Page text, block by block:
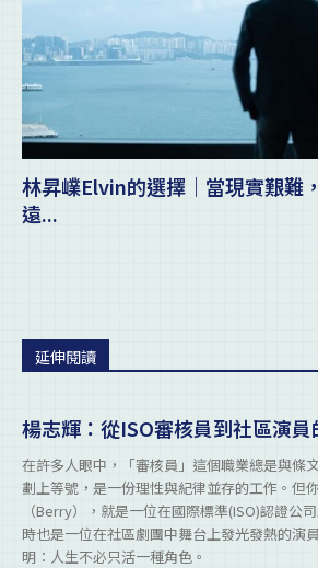
林昇嶫Elvin的選擇｜當現實艱難
遠...
延伸閱讀
楊志輝：從ISO審核員到社區演員
在許多人眼中，「審核員」這個職業總是與條
劃上等號，是一份理性與紀律並存的工作。但
（Berry），就是一位在國際標準(ISO)認證公
時也是一位在社區劇團中舞台上發光發熱的演
明：人生不必只活一種角色。